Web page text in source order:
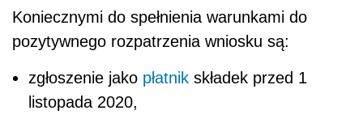
Koniecznymi do spełnienia warunkami do
pozytywnego rozpatrzenia wniosku są:
zgłoszenie jako płatnik składek przed 1
listopada 2020,